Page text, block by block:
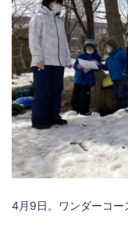
4月9日。ワンダーコ